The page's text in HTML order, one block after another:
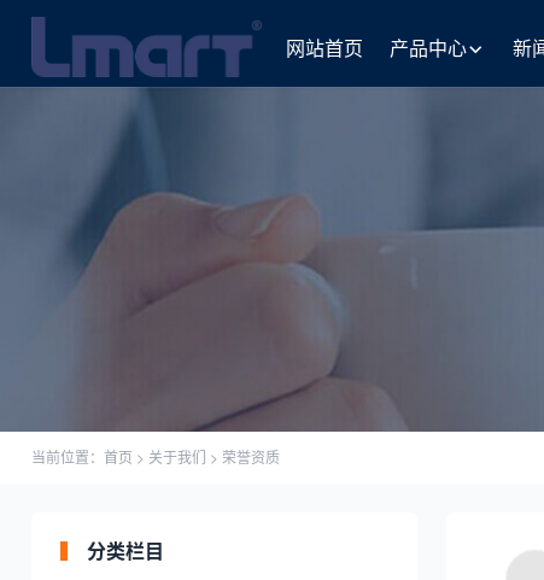
网站首页 产品中心 新
当前位置： 首页 > 关于我们 > 荣誉资质
分类栏目